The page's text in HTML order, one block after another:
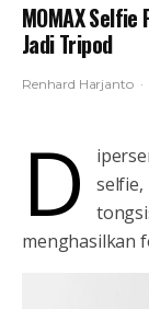
MOMAX
Jadi Tripod
Renhard Harjanto ·
D
selfie,
menghasilkan